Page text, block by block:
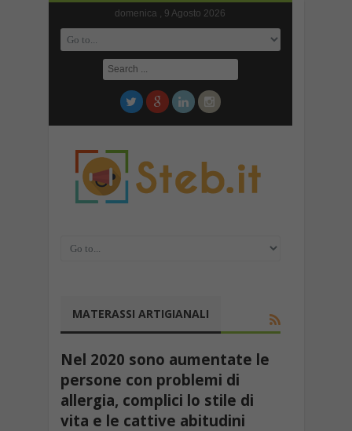
domenica , 9 Agosto 2026
MATERASSI ARTIGIANALI
Nel 2020 sono aumentate le
persone con problemi di
allergia, complici lo stile di
vita e le cattive abitudini